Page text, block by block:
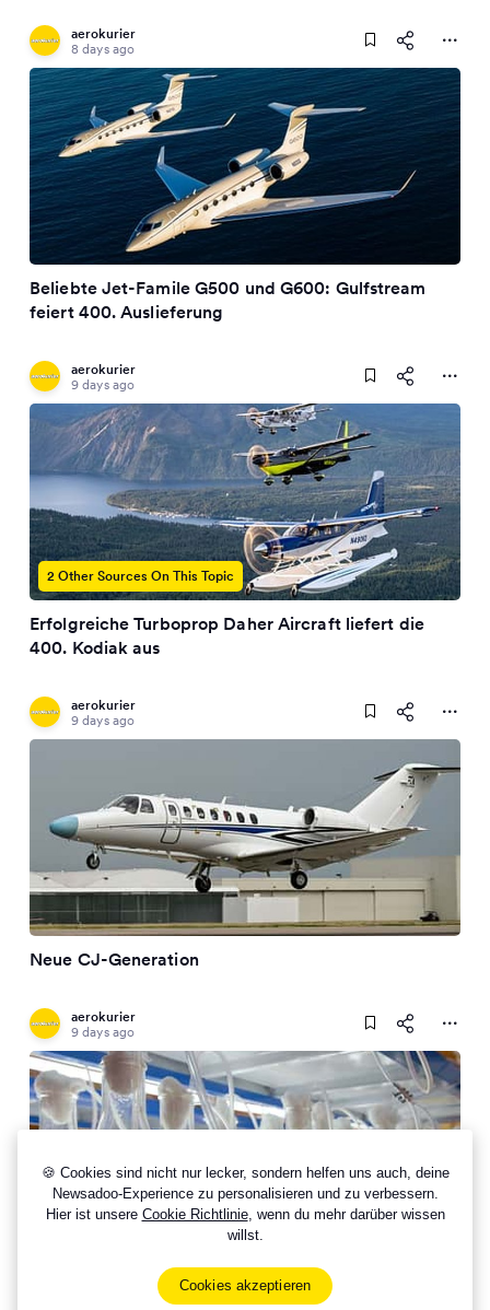
🍪 Cookies sind nicht nur lecker, sondern helfen uns auch, deine
Newsadoo-Experience zu personalisieren und zu verbessern.
Hier ist unsere Cookie Richtlinie, wenn du mehr darüber wissen
willst.
Cookies akzeptieren
aerokurier
8 days ago
Beliebte Jet-Famile G500 und G600: Gulfstream
feiert 400. Auslieferung
aerokurier
9 days ago
2 Other Sources On This Topic
Erfolgreiche Turboprop Daher Aircraft liefert die
400. Kodiak aus
aerokurier
9 days ago
Neue CJ-Generation
aerokurier
9 days ago